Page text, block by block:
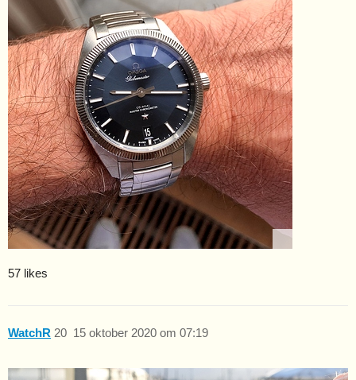
57 likes
WatchR 15 oktober 2020 om 07:19
20